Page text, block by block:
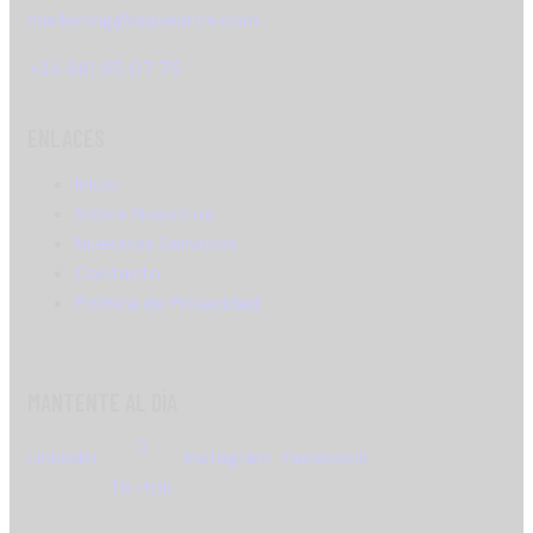
marketing@xispeante.com
+34 681 65 07 75
Inicio
Sobre Nosotros
Nuestros Servicios
Contacto
Política de Privacidad
Linkedin
Tik-tok
Instagram Facebook